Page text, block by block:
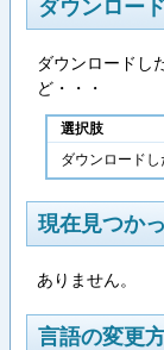
ダウンロー
ダウンロードし
ど・・・
選択肢
ダウンロードし
現在見つか
ありません。
言語の変更